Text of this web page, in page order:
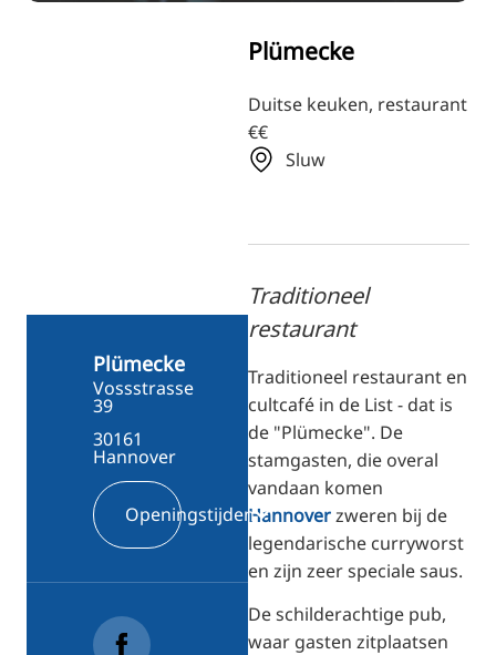
UK
Plümecke
Duitse keuken, restaurant
€€
Sluw
Traditioneel
restaurant
Traditioneel restaurant en
cultcafé in de List - dat is
de "Plümecke". De
stamgasten, die overal
vandaan komen
Hannoverzweren bij de
legendarische curryworst
en zijn zeer speciale saus.
De schilderachtige pub,
waar gasten zitplaatsen
Plümecke
Vossstrasse
39
30161
Hannover
Openingstijden